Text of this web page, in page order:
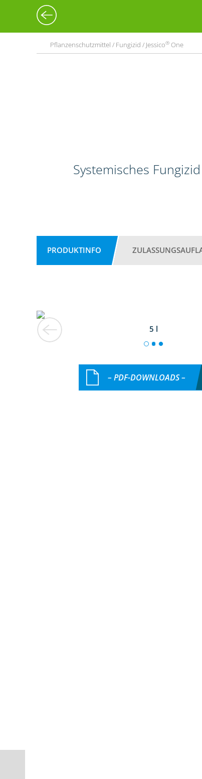
Pflanzenschutzmittel / Fungizid / Jessico® One
Systemisches
PRODUKTINFO
5 l
– PDF-DOWNLOADS –